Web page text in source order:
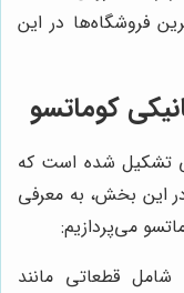
فروشگاه‌ها در این
کوماتسو
تشکیل شده است که
این بخش، به معرفی
می‌پردازیم:
شامل قطعاتی مانند